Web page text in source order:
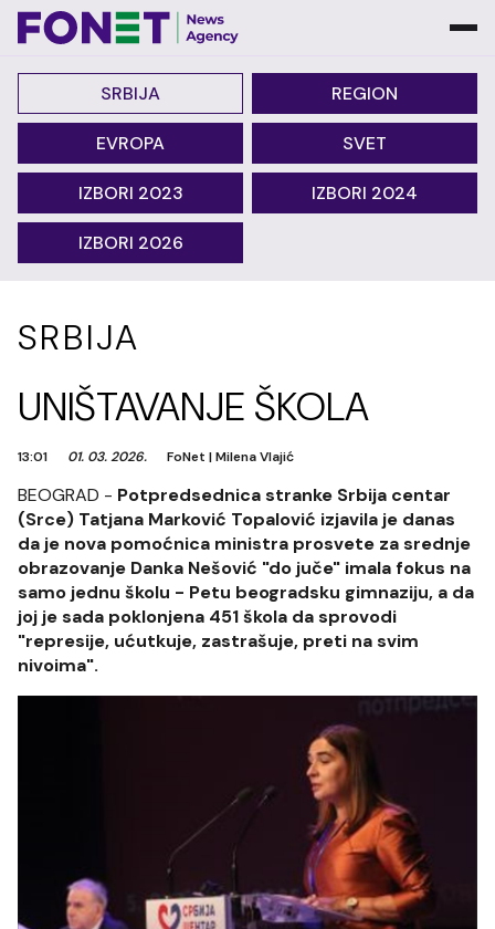
SRBIJA REGION
EVROPA SVET
IZBORI 2023 IZBORI 2024
IZBORI 2026
SRBIJA
UNIŠTAVANJE ŠKOLA
13:01 01. 03. 2026. FoNet |Milena Vlajić
BEOGRAD - Potpredsednica stranke Srbija centar
(Srce) Tatjana Marković Topalović izjavila je danas
da je nova pomoćnica ministra prosvete za srednje
obrazovanje Danka Nešović "do juče" imala fokus na
samo jednu školu - Petu beogradsku gimnaziju, a da
joj je sada poklonjena 451 škola da sprovodi
"represije, ućutkuje, zastrašuje, preti na svim
nivoima".